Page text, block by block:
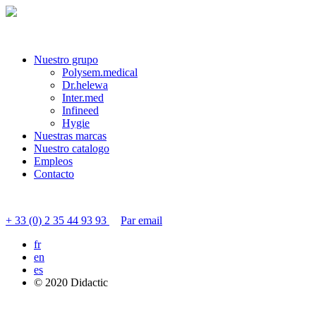
Nuestro grupo
Polysem.medical
Dr.helewa
Inter.med
Infineed
Hygie
Nuestras marcas
Nuestro catalogo
Empleos
Contacto
+ 33 (0) 2 35 44 93 93
Par email
fr
en
es
© 2020 Didactic